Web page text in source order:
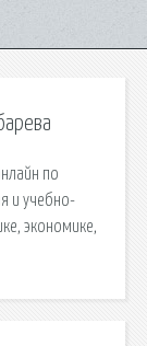
по
и учебно-
экономике,